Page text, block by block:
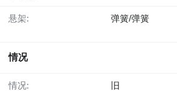
悬架: 弹簧/弹簧
情况
情况: 旧